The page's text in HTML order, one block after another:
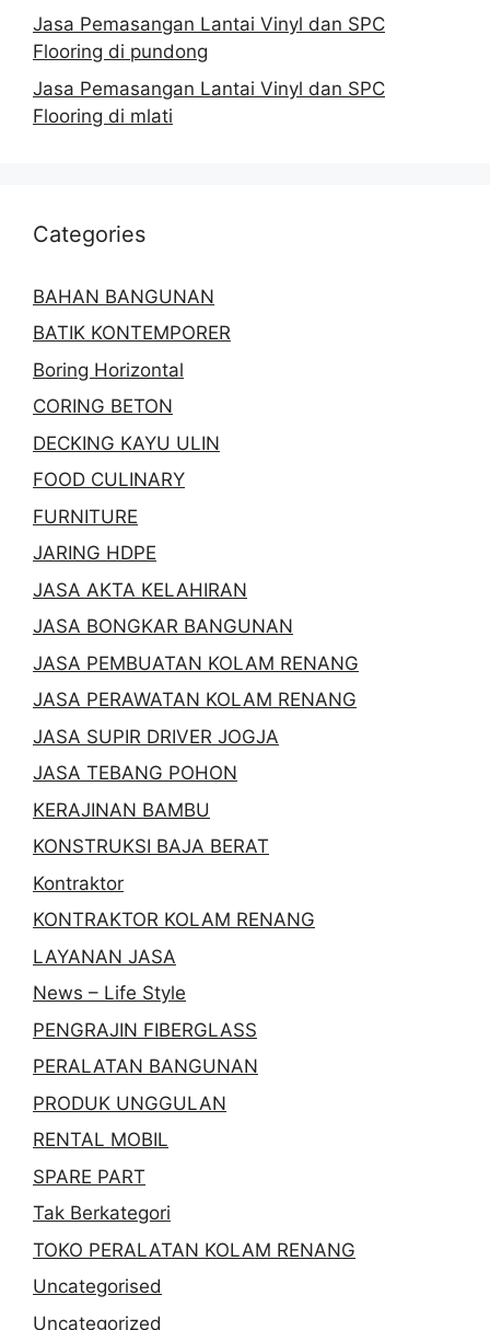
Jasa Pemasangan Lantai Vinyl dan SPC
Flooring di pundong
Jasa Pemasangan Lantai Vinyl dan SPC
Flooring di mlati
Categories
BAHAN BANGUNAN
BATIK KONTEMPORER
Boring Horizontal
CORING BETON
DECKING KAYU ULIN
FOOD CULINARY
FURNITURE
JARING HDPE
JASA AKTA KELAHIRAN
JASA BONGKAR BANGUNAN
JASA PEMBUATAN KOLAM RENANG
JASA PERAWATAN KOLAM RENANG
JASA SUPIR DRIVER JOGJA
JASA TEBANG POHON
KERAJINAN BAMBU
KONSTRUKSI BAJA BERAT
Kontraktor
KONTRAKTOR KOLAM RENANG
LAYANAN JASA
News – Life Style
PENGRAJIN FIBERGLASS
PERALATAN BANGUNAN
PRODUK UNGGULAN
RENTAL MOBIL
SPARE PART
Tak Berkategori
TOKO PERALATAN KOLAM RENANG
Uncategorised
Uncategorized